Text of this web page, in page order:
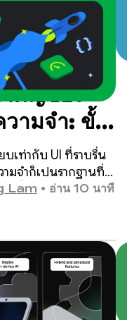
คัญของ
ามจำ: ขั้น
เท่ากับ UI ที่ราบรื่น
ามจำก็เป็นรากฐานที่
งขึ้น เราเห็นการ
รณ์มีความสำคัญ
Lam • อ่าน 10 นาที